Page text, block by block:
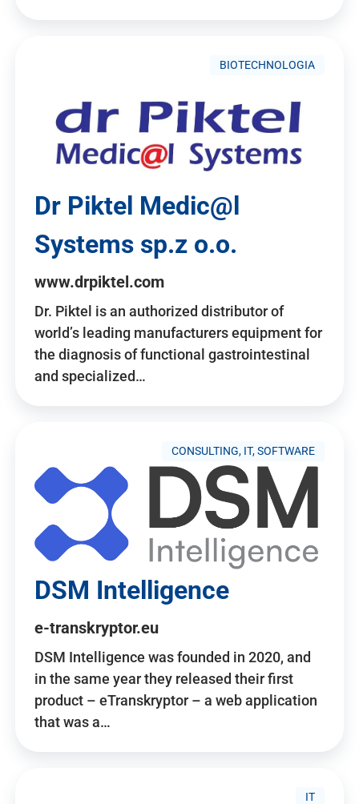
BIOTECHNOLOGIA
Dr Piktel Medic@l
Systems sp.z o.o.
www.drpiktel.com
Dr. Piktel is an authorized distributor of
world’s leading manufacturers equipment for
the diagnosis of functional gastrointestinal
and specialized…
CONSULTING, IT, SOFTWARE
DSM Intelligence
e-transkryptor.eu
DSM Intelligence was founded in 2020, and
in the same year they released their first
product – eTranskryptor – a web application
that was a…
IT